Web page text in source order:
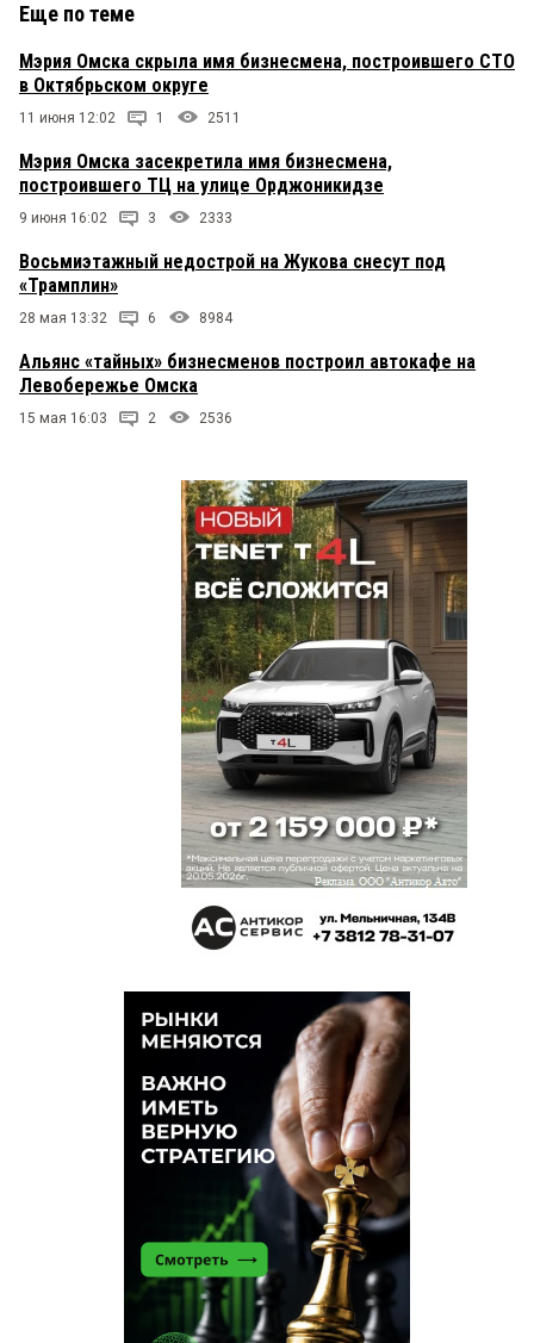
Еще по теме
Мэрия Омска скрыла имя бизнесмена, построившего СТО
в Октябрьском округе
11 июня 12:02 1 2511
Мэрия Омска засекретила имя бизнесмена,
построившего ТЦ на улице Орджоникидзе
9 июня 16:02 3 2333
Восьмиэтажный недострой на Жукова снесут под
«Трамплин»
28 мая 13:32 6 8984
Альянс «тайных» бизнесменов построил автокафе на
Левобережье Омска
15 мая 16:03 2 2536